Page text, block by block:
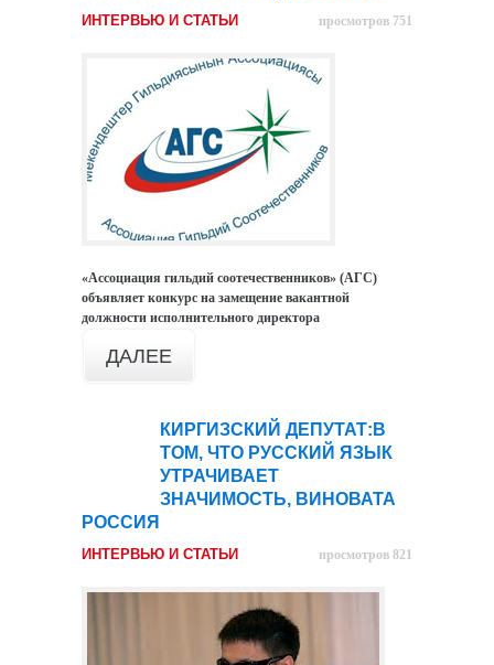
ИНТЕРВЬЮ И СТАТЬИ просмотров 751
«Ассоциация гильдий соотечественников» (АГС)
объявляет конкурс на замещение вакантной
должности исполнительного директора
ДАЛЕЕ
КИРГИЗСКИЙ ДЕПУТАТ:В
ТОМ, ЧТО РУССКИЙ ЯЗЫК
УТРАЧИВАЕТ
ЗНАЧИМОСТЬ, ВИНОВАТА
РОССИЯ
ИНТЕРВЬЮ И СТАТЬИ просмотров 821